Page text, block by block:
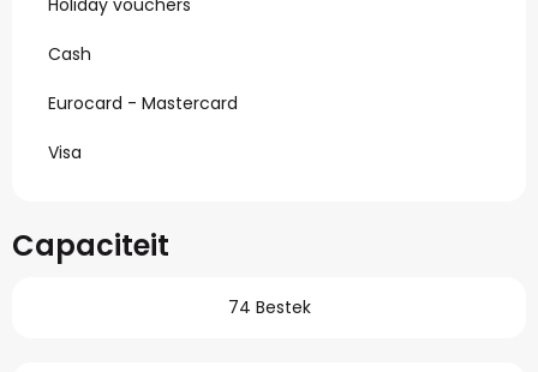
Holiday vouchers
Cash
Eurocard - Mastercard
Visa
Capaciteit
74 Bestek